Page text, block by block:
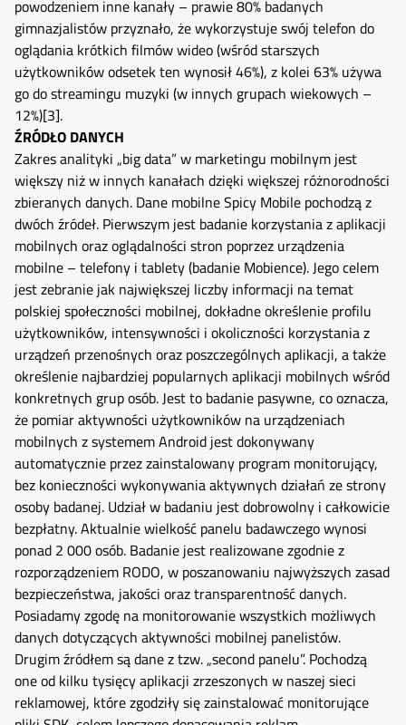
powodzeniem inne kanały – prawie 80% badanych
gimnazjalistów przyznało, że wykorzystuje swój telefon do
oglądania krótkich filmów wideo (wśród starszych
użytkowników odsetek ten wynosił 46%), z kolei 63% używa
go do streamingu muzyki (w innych grupach wiekowych –
12%)[3].
ŹRÓDŁO DANYCH
Zakres analityki „big data” w marketingu mobilnym jest
większy niż w innych kanałach dzięki większej różnorodności
zbieranych danych. Dane mobilne Spicy Mobile pochodzą z
dwóch źródeł. Pierwszym jest badanie korzystania z aplikacji
mobilnych oraz oglądalności stron poprzez urządzenia
mobilne – telefony i tablety (badanie Mobience). Jego celem
jest zebranie jak największej liczby informacji na temat
polskiej społeczności mobilnej, dokładne określenie profilu
użytkowników, intensywności i okoliczności korzystania z
urządzeń przenośnych oraz poszczególnych aplikacji, a także
określenie najbardziej popularnych aplikacji mobilnych wśród
konkretnych grup osób. Jest to badanie pasywne, co oznacza,
że pomiar aktywności użytkowników na urządzeniach
mobilnych z systemem Android jest dokonywany
automatycznie przez zainstalowany program monitorujący,
bez konieczności wykonywania aktywnych działań ze strony
osoby badanej. Udział w badaniu jest dobrowolny i całkowicie
bezpłatny. Aktualnie wielkość panelu badawczego wynosi
ponad 2 000 osób. Badanie jest realizowane zgodnie z
rozporządzeniem RODO, w poszanowaniu najwyższych zasad
bezpieczeństwa, jakości oraz transparentność danych.
Posiadamy zgodę na monitorowanie wszystkich możliwych
danych dotyczących aktywności mobilnej panelistów.
Drugim źródłem są dane z tzw. „second panelu”. Pochodzą
one od kilku tysięcy aplikacji zrzeszonych w naszej sieci
reklamowej, które zgodziły się zainstalować monitorujące